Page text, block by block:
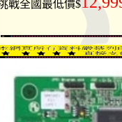
戰全國最低價$